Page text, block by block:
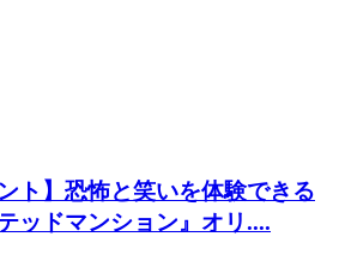
ト】恐怖と笑いを体験できる
ッドマンション』オリ....